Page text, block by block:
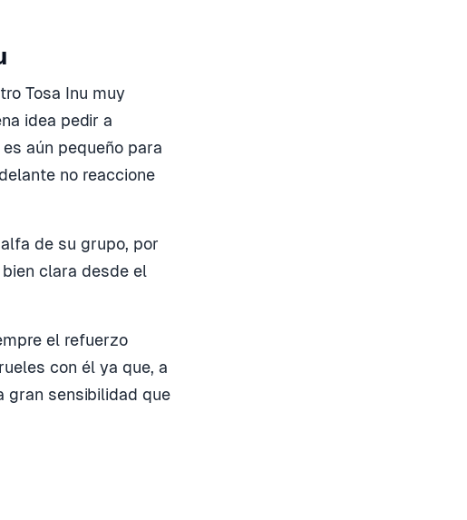
Tosa Inu muy
idea pedir a
aún pequeño para
no reaccione
de su grupo, por
clara desde el
el refuerzo
con él ya que, a
gran sensibilidad que